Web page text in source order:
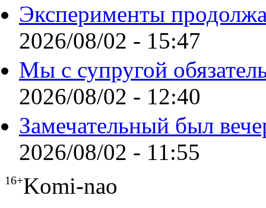
Эксперименты
2026/08/02 - 15:47
Мы с супругой
2026/08/02 - 12:40
Замечательный был
2026/08/02 - 11:55
16+Komi-nao